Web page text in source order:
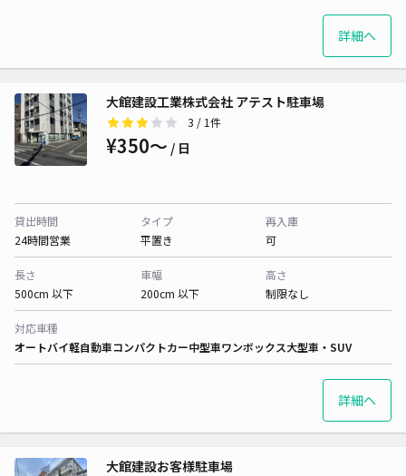
詳細へ
大館建設工業株式会社 アテスト駐車場
3 / 1件
¥350〜 / 日
貸出時間
24時間営業
タイプ
平置き
再入庫
可
長さ
500cm 以下
車幅
200cm 以下
高さ
制限なし
対応車種
オートバイ軽自動車コンパクトカー中型車ワンボックス大型車・SUV
詳細へ
大館建設お客様駐車場